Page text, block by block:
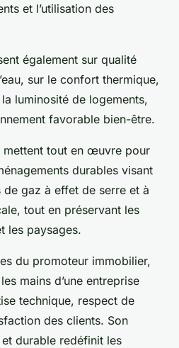
et l’utilisation des
également sur qualité
sur le confort thermique,
luminosité de logements,
favorable bien-être.
mettent tout en œuvre pour
durables visant
gaz à effet de serre et à
tout en préservant les
les paysages.
du promoteur immobilier,
mains d’une entreprise
technique, respect de
des clients. Son
durable redéfinit les